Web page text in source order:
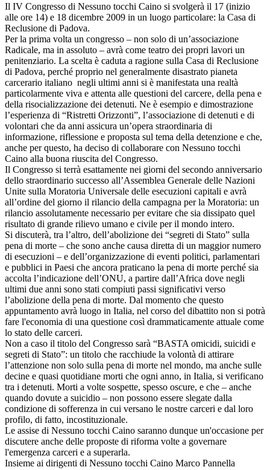
Il IV Congresso di Nessuno tocchi Caino si svolgerà il 17 (inizio
alle ore 14) e 18 dicembre 2009 in un luogo particolare: la Casa di
Reclusione di Padova.
Per la prima volta un congresso – non solo di un’associazione
Radicale, ma in assoluto – avrà come teatro dei propri lavori un
penitenziario. La scelta è caduta a ragione sulla Casa di Reclusione
di Padova, perché proprio nel generalmente disastrato pianeta
carcerario italiano negli ultimi anni si è manifestata una realtà
particolarmente viva e attenta alle questioni del carcere, della pena e
della risocializzazione dei detenuti. Ne è esempio e dimostrazione
l’esperienza di “Ristretti Orizzonti”, l’associazione di detenuti e di
volontari che da anni assicura un’opera straordinaria di
informazione, riflessione e proposta sul tema della detenzione e che,
anche per questo, ha deciso di collaborare con Nessuno tocchi
Caino alla buona riuscita del Congresso.
Il Congresso si terrà esattamente nei giorni del secondo anniversario
dello straordinario successo all’Assemblea Generale delle Nazioni
Unite sulla Moratoria Universale delle esecuzioni capitali e avrà
all’ordine del giorno il rilancio della campagna per la Moratoria: un
rilancio assolutamente necessario per evitare che sia dissipato quel
risultato di grande rilievo umano e civile per il mondo intero.
Si discuterà, tra l’altro, dell’abolizione dei “segreti di Stato” sulla
pena di morte – che sono anche causa diretta di un maggior numero
di esecuzioni – e dell’organizzazione di eventi politici, parlamentari
e pubblici in Paesi che ancora praticano la pena di morte perché sia
accolta l’indicazione dell’ONU, a partire dall’Africa dove negli
ultimi due anni sono stati compiuti passi significativi verso
l’abolizione della pena di morte. Dal momento che questo
appuntamento avrà luogo in Italia, nel corso del dibattito non si potrà
fare l'economia di una questione così drammaticamente attuale come
lo stato delle carceri.
Non a caso il titolo del Congresso sarà “BASTA omicidi, suicidi e
segreti di Stato”: un titolo che racchiude la volontà di attirare
l’attenzione non solo sulla pena di morte nel mondo, ma anche sulle
decine e quasi quotidiane morti che ogni anno, in Italia, si verificano
tra i detenuti. Morti a volte sospette, spesso oscure, e che – anche
quando dovute a suicidio – non possono essere slegate dalla
condizione di sofferenza in cui versano le nostre carceri e dal loro
profilo, di fatto, incostituzionale.
Le assise di Nessuno tocchi Caino saranno dunque un'occasione per
discutere anche delle proposte di riforma volte a governare
l'emergenza carceri e a superarla.
Insieme ai dirigenti di Nessuno tocchi Caino Marco Pannella